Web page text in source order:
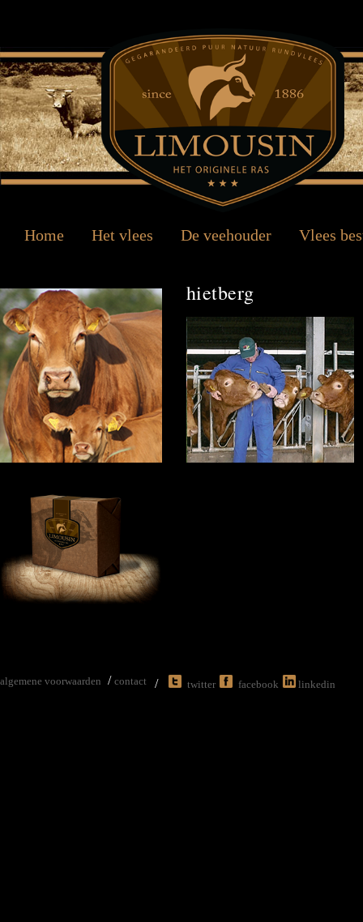
Home Het vlees De veehouder Vlees
hietberg
algemene voorwaarden / contact / twitter facebook linkedin